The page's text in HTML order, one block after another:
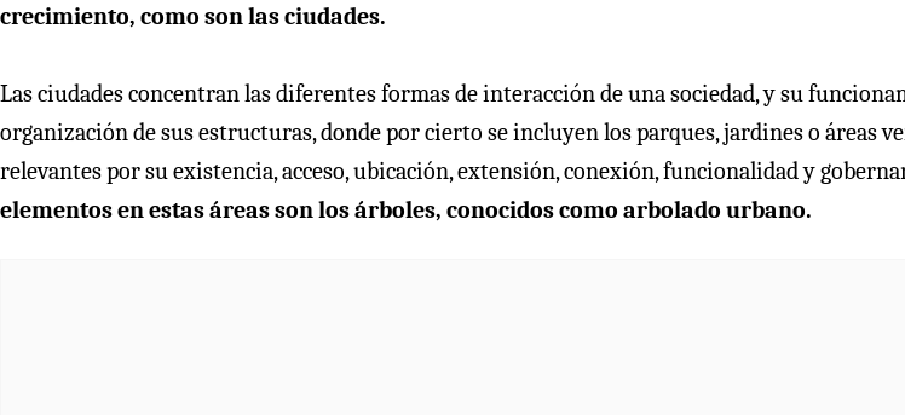
crecimiento, como son las ciudades.
Las ciudades concentran las diferentes formas de interacción de una sociedad, y su
organización de sus estructuras, donde por cierto se incluyen los parques, jardines o áreas
relevantes por su existencia, acceso, ubicación, extensión, conexión, funcionalidad y
elementos en estas áreas son los árboles, conocidos como arbolado urbano.